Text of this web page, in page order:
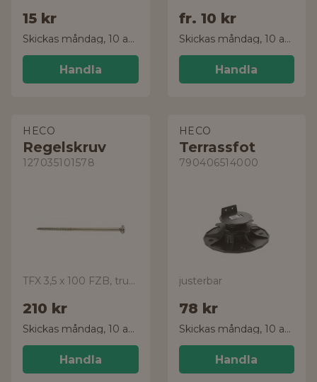
15 kr
Skickas måndag, 10 aug.
Handla
fr. 10 kr
Skickas måndag, 10 aug.
Handla
HECO
Regelskruv
127035101578
TFX 3,5 x 100 FZB, trubbig spets, 100-pack
210 kr
Skickas måndag, 10 aug.
Handla
HECO
Terrassfot
790406514000
justerbar
78 kr
Skickas måndag, 10 aug.
Handla